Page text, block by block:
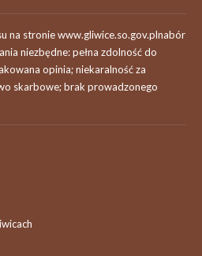
na stronie www.gliwice.so.gov.plnabór
niezbędne: pełna zdolność do
opinia; niekaralność za
skarbowe; brak prowadzonego